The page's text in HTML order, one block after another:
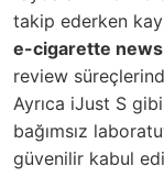
takip ederken
e-cigarette news
review
Ayrıca iJust S
bağımsız
güvenilir kabul